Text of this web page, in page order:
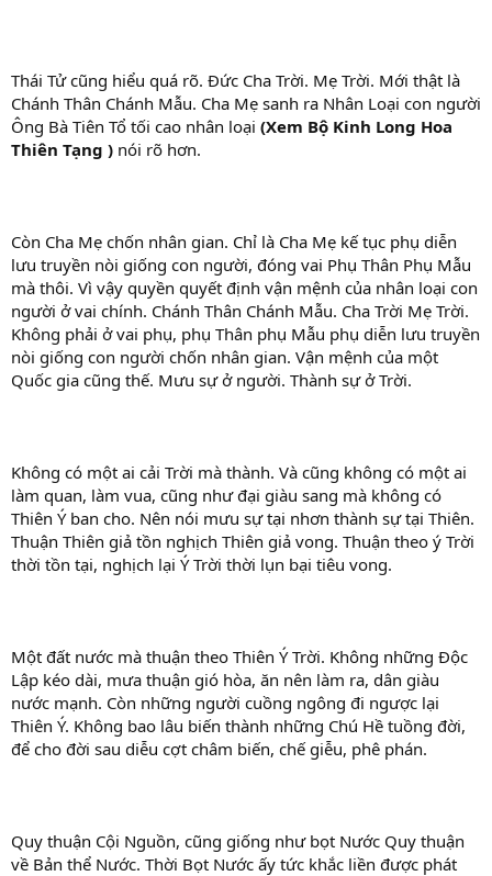
Thái Tử cũng hiểu quá rõ. Đức Cha Trời. Mẹ Trời. Mới thật là
Chánh Thân Chánh Mẫu. Cha Mẹ sanh ra Nhân Loại con người
Ông Bà Tiên Tổ tối cao nhân loại (Xem Bộ Kinh Long Hoa
Thiên Tạng ) nói rõ hơn.
Còn Cha Mẹ chốn nhân gian. Chỉ là Cha Mẹ kế tục phụ diễn
lưu truyền nòi giống con người, đóng vai Phụ Thân Phụ Mẫu
mà thôi. Vì vậy quyền quyết định vận mệnh của nhân loại con
người ở vai chính. Chánh Thân Chánh Mẫu. Cha Trời Mẹ Trời.
Không phải ở vai phụ, phụ Thân phụ Mẫu phụ diễn lưu truyền
nòi giống con người chốn nhân gian. Vận mệnh của một
Quốc gia cũng thế. Mưu sự ở người. Thành sự ở Trời.
Không có một ai cải Trời mà thành. Và cũng không có một ai
làm quan, làm vua, cũng như đại giàu sang mà không có
Thiên Ý ban cho. Nên nói mưu sự tại nhơn thành sự tại Thiên.
Thuận Thiên giả tồn nghịch Thiên giả vong. Thuận theo ý Trời
thời tồn tại, nghịch lại Ý Trời thời lụn bại tiêu vong.
Một đất nước mà thuận theo Thiên Ý Trời. Không những Độc
Lập kéo dài, mưa thuận gió hòa, ăn nên làm ra, dân giàu
nước mạnh. Còn những người cuồng ngông đi ngược lại
Thiên Ý. Không bao lâu biến thành những Chú Hề tuồng đời,
để cho đời sau diễu cợt châm biến, chế giễu, phê phán.
Quy thuận Cội Nguồn, cũng giống như bọt Nước Quy thuận
về Bản thể Nước. Thời Bọt Nước ấy tức khắc liền được phát